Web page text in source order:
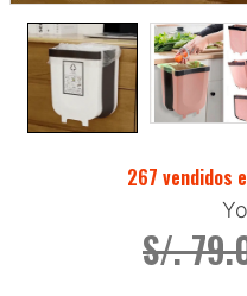
267 vendidos
S/.